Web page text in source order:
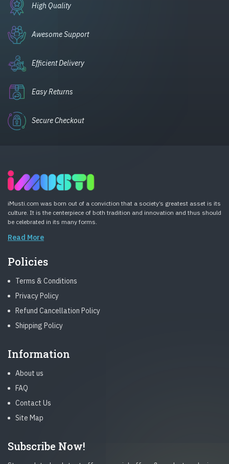
High Quality
Awesome Support
Efficient Delivery
Easy Returns
Secure Checkout
iMusti.com was born out of a conviction that a society’s greatest asset is its
culture. It is the centerpiece of both tradition and innovation and thus should
be celebrated in its many forms.
Read More
Policies
Terms & Conditions
Privacy Policy
Refund Cancellation Policy
Shipping Policy
Information
About us
FAQ
Contact Us
Site Map
Subscribe Now!